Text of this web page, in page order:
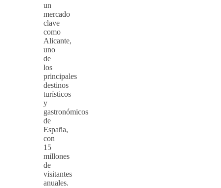
un
mercado
clave
como
Alicante,
uno
de
los
principales
destinos
turísticos
y
gastronómicos
de
España,
con
15
millones
de
visitantes
anuales.